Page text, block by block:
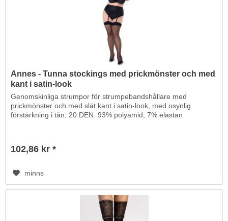
Annes - Tunna stockings med prickmönster och med
kant i satin-look
Genomskinliga strumpor för strumpebandshållare med
prickmönster och med slät kant i satin-look, med osynlig
förstärkning i tån, 20 DEN. 93% polyamid, 7% elastan
102,86 kr *
minns